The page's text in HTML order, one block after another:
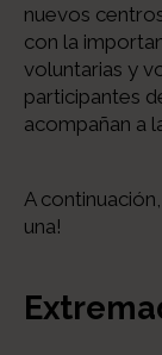
nuevos
con la
voluntarias y
participantes
acompañan a
A
una!